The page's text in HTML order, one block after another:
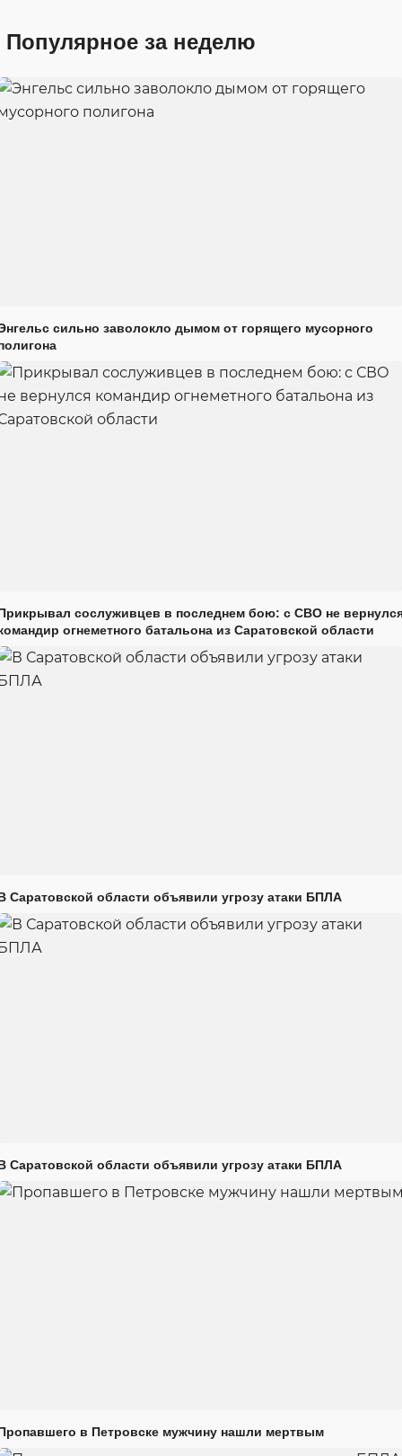
Популярное за неделю
сильно заволокло дымом от горящего мусорного
сослуживцев в последнем бою: с СВО не
огнеметного батальона из Саратовской области
Саратовской области объявили угрозу атаки БПЛА
Саратовской области объявили угрозу атаки БПЛА
в Петровске мужчину нашли мертвым